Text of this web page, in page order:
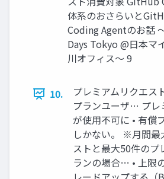
体系のおさらいと
Coding Agentのお話
Days Tokyo @日本マ
川オフィス〜 9
10.
プレミアムリクエス
プランユーザ… プレ
が使用不可に • 有償
しかない。 ※月間
ストと最大50件のプ
ランの場合… • 上限